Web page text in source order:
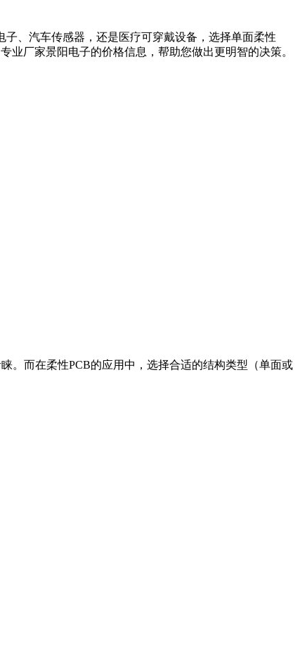
、汽车传感器，还是医疗可穿戴设备，选择单面柔性
厂家景阳电子的价格信息，帮助您做出更明智的决策。
。而在柔性PCB的应用中，选择合适的结构类型（单面或